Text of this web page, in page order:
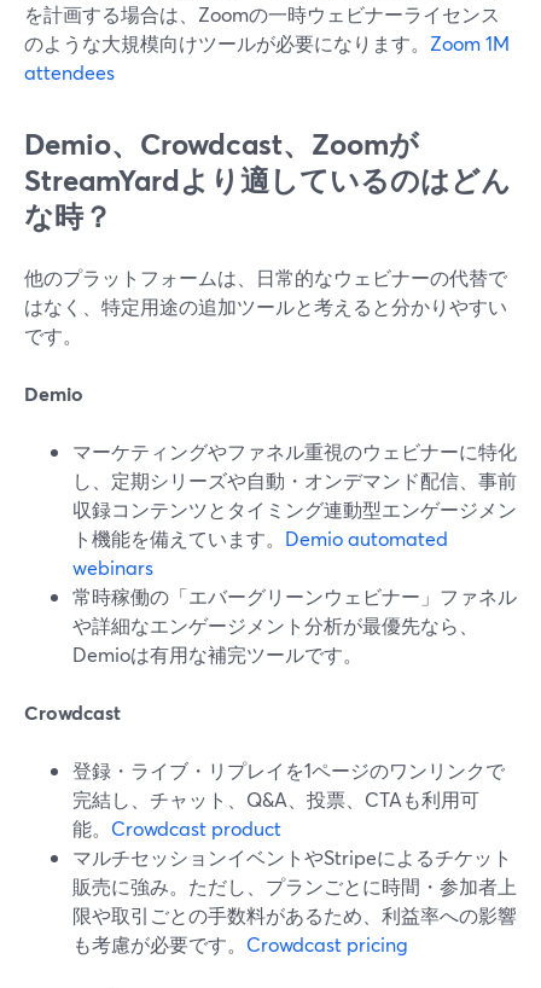
を計画する場合は、Zoomの一時ウェビナーライセンス
のような大規模向けツールが必要になります。 Zoom 1M
attendees
Demio、Crowdcast、Zoomが
StreamYardより適しているのはどん
な時？
他のプラットフォームは、日常的なウェビナーの代替で
はなく、特定用途の追加ツールと考えると分かりやすい
です。
Demio
マーケティングやファネル重視のウェビナーに特化
し、定期シリーズや自動・オンデマンド配信、事前
収録コンテンツとタイミング連動型エンゲージメン
ト機能を備えています。 Demio automated
webinars
常時稼働の「エバーグリーンウェビナー」ファネル
や詳細なエンゲージメント分析が最優先なら、
Demioは有用な補完ツールです。
Crowdcast
登録・ライブ・リプレイを1ページのワンリンクで
完結し、チャット、Q&A、投票、CTAも利用可
能。 Crowdcast product
マルチセッションイベントやStripeによるチケット
販売に強み。ただし、プランごとに時間・参加者上
限や取引ごとの手数料があるため、利益率への影響
も考慮が必要です。 Crowdcast pricing